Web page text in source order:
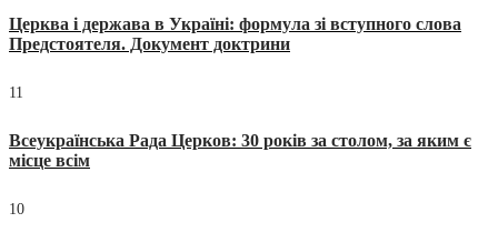
Церква і держава в Україні: формула зі вступного слова
Предстоятеля. Документ доктрини
11
Всеукраїнська Рада Церков: 30 років за столом, за яким є
місце всім
10